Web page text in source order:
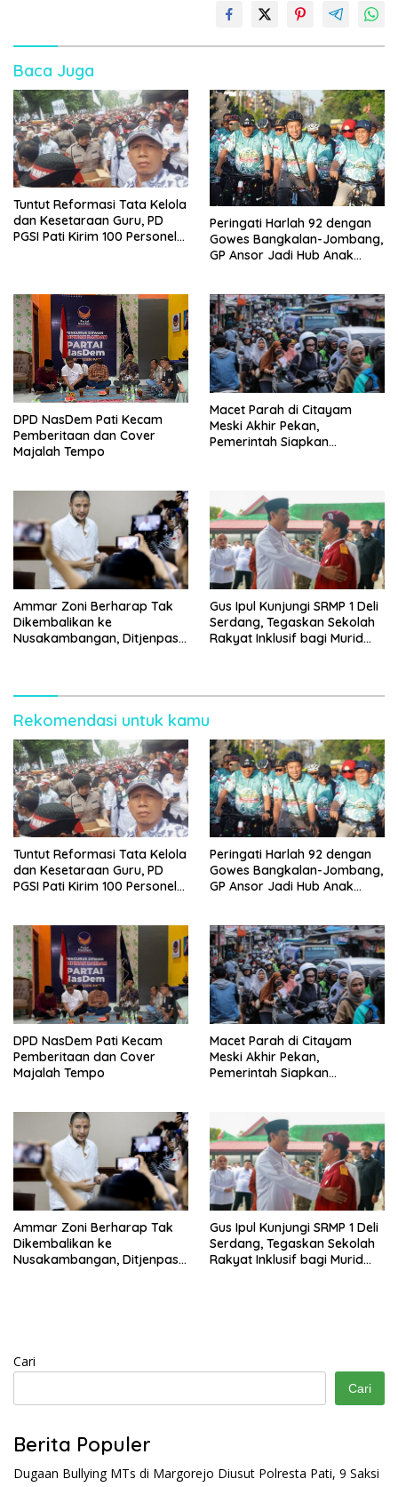
Baca Juga
Tuntut Reformasi Tata Kelola
dan Kesetaraan Guru, PD
PGSI Pati Kirim 100 Personel
Peringati Harlah 92 dengan
Gowes Bangkalan-Jombang,
GP Ansor Jadi Hub Anak
DPD NasDem Pati Kecam
Pemberitaan dan Cover
Majalah Tempo
Macet Parah di Citayam
Meski Akhir Pekan,
Pemerintah Siapkan
Ammar Zoni Berharap Tak
Dikembalikan ke
Nusakambangan, Ditjenpas
Gus Ipul Kunjungi SRMP 1 Deli
Serdang, Tegaskan Sekolah
Rakyat Inklusif bagi Murid
Rekomendasi untuk kamu
Tuntut Reformasi Tata Kelola
dan Kesetaraan Guru, PD
PGSI Pati Kirim 100 Personel
Peringati Harlah 92 dengan
Gowes Bangkalan-Jombang,
GP Ansor Jadi Hub Anak
DPD NasDem Pati Kecam
Pemberitaan dan Cover
Majalah Tempo
Macet Parah di Citayam
Meski Akhir Pekan,
Pemerintah Siapkan
Ammar Zoni Berharap Tak
Dikembalikan ke
Nusakambangan, Ditjenpas
Gus Ipul Kunjungi SRMP 1 Deli
Serdang, Tegaskan Sekolah
Rakyat Inklusif bagi Murid
Cari
Cari
Berita Populer
Dugaan Bullying MTs di Margorejo Diusut Polresta Pati, 9 Saksi